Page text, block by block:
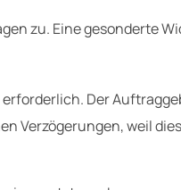
zu. Eine gesonderte
erforderlich. Der
Verzögerungen,weil